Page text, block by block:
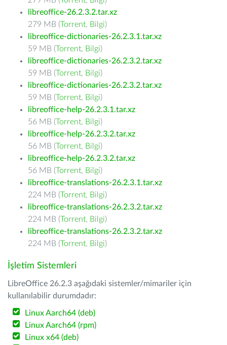
libreoffice-26.2.3.2.tar.xz
279 MB (Torrent, Bilgi)
libreoffice-dictionaries-26.2.3.1.tar.xz
59 MB (Torrent, Bilgi)
libreoffice-dictionaries-26.2.3.2.tar.xz
59 MB (Torrent, Bilgi)
libreoffice-dictionaries-26.2.3.2.tar.xz
59 MB (Torrent, Bilgi)
libreoffice-help-26.2.3.1.tar.xz
56 MB (Torrent, Bilgi)
libreoffice-help-26.2.3.2.tar.xz
56 MB (Torrent, Bilgi)
libreoffice-help-26.2.3.2.tar.xz
56 MB (Torrent, Bilgi)
libreoffice-translations-26.2.3.1.tar.xz
224 MB (Torrent, Bilgi)
libreoffice-translations-26.2.3.2.tar.xz
224 MB (Torrent, Bilgi)
libreoffice-translations-26.2.3.2.tar.xz
224 MB (Torrent, Bilgi)
İşletim Sistemleri
LibreOffice 26.2.3 aşağıdaki sistemler/mimariler için
kullanılabilir durumdadır:
Linux Aarch64 (deb)
Linux Aarch64 (rpm)
Linux x64 (deb)